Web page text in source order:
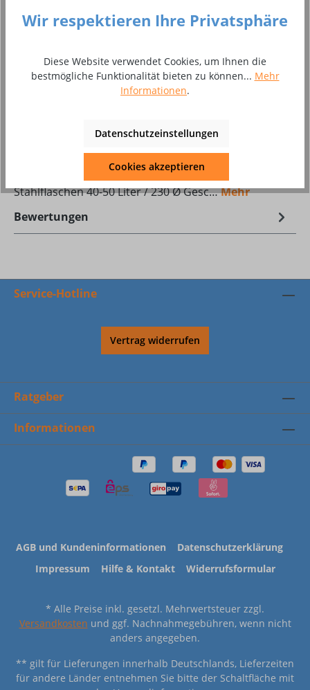
Produkt Anzahl: Gib den gewünschten
In den Warenkorb
Zum Merkzettel hinzufügen
Produktnummer:10049596
Stahlrohrkonstruktion aus 1“-Rohr für 2
Stahlflaschen 40-50 Liter / 230 Ø Gesc…Mehr
Bewertungen
Service-Hotline
Vertrag widerrufen
Ratgeber
Informationen
AGB und Kundeninformationen
Datenschutzerklärung
Impressum
Hilfe & Kontakt Widerrufsformular
* Alle Preise inkl. gesetzl. Mehrwertsteuer zzgl.
Versandkosten und ggf. Nachnahmegebühren, wenn nicht
anders angegeben.
** gilt für Lieferungen innerhalb Deutschlands, Lieferzeiten
für andere Länder entnehmen Sie bitte der Schaltfläche mit
Wir respektieren Ihre Privatsphäre
Diese Website verwendet Cookies, um Ihnen die
bestmögliche Funktionalität bieten zu können... Mehr
Informationen.
Datenschutzeinstellungen
Cookies akzeptieren